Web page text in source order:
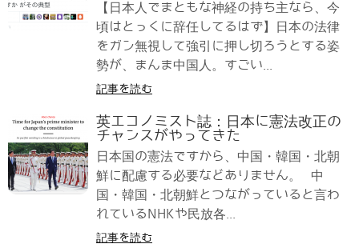
【日本人でまともな神経の持ち主なら、今
頃はとっくに辞任してるはず】日本の法律
をガン無視して強引に押し切ろうとする姿
勢が、まんま中国人。すごい...
記事を読む
英エコノミスト誌：日本に憲法改正の
チャンスがやってきた
日本国の憲法ですから、中国・韓国・北朝
鮮に配慮する必要などありません。 中
国・韓国・北朝鮮とつながっていると言わ
れているNHKや民放各...
記事を読む